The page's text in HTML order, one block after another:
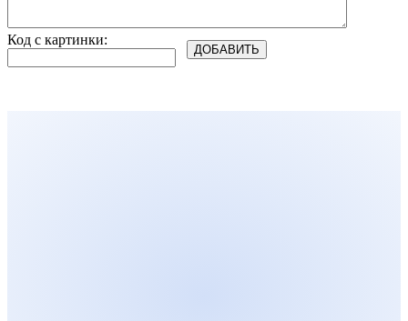
Код с картинки: